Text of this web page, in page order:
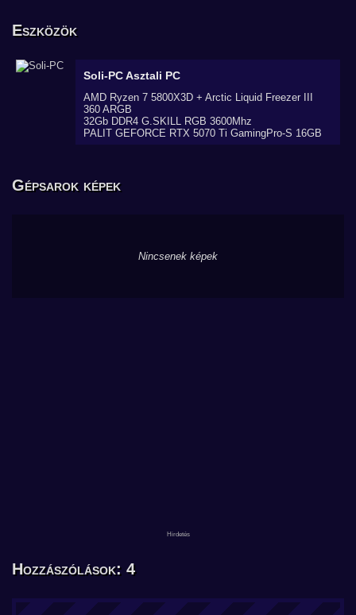
Eszközök
Soli-PCAsztali PC
AMD Ryzen 7 5800X3D + Arctic Liquid Freezer III
360 ARGB
32Gb DDR4 G.SKILL RGB 3600Mhz
PALIT GEFORCE RTX 5070 Ti GamingPro-S 16GB
Gépsarok képek
Nincsenek képek
Hozzászólások: 4